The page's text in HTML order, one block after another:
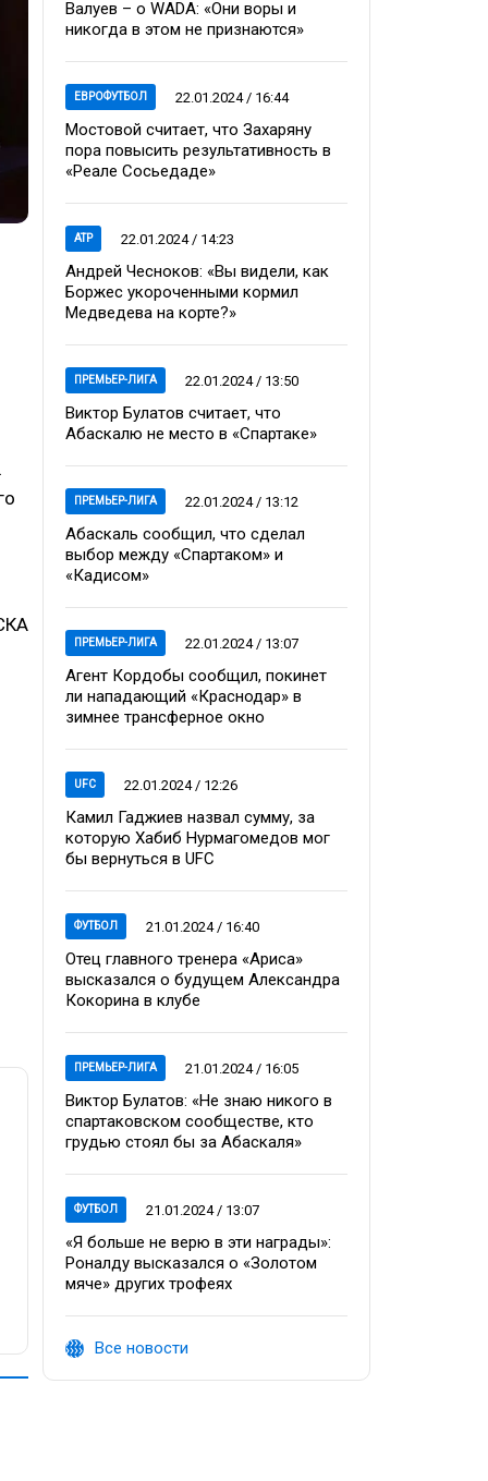
Валуев – о WADA: «Они воры и
никогда в этом не признаются»
ЕВРОФУТБОЛ 22.01.2024 / 16:44
Мостовой считает, что Захаряну
пора повысить результативность в
«Реале Сосьедаде»
ATP 22.01.2024 / 14:23
Андрей Чесноков: «Вы видели, как
Боржес укороченными кормил
Медведева на корте?»
ПРЕМЬЕР-ЛИГА 22.01.2024 / 13:50
Виктор Булатов считает, что
Абаскалю не место в «Спартаке»
ПРЕМЬЕР-ЛИГА 22.01.2024 / 13:12
Абаскаль сообщил, что сделал
выбор между «Спартаком» и
«Кадисом»
ПРЕМЬЕР-ЛИГА 22.01.2024 / 13:07
Агент Кордобы сообщил, покинет
ли нападающий «Краснодар» в
зимнее трансферное окно
UFC 22.01.2024 / 12:26
Камил Гаджиев назвал сумму, за
которую Хабиб Нурмагомедов мог
бы вернуться в UFC
ФУТБОЛ 21.01.2024 / 16:40
Отец главного тренера «Ариса»
высказался о будущем Александра
Кокорина в клубе
ПРЕМЬЕР-ЛИГА 21.01.2024 / 16:05
Виктор Булатов: «Не знаю никого в
спартаковском сообществе, кто
грудью стоял бы за Абаскаля»
ФУТБОЛ 21.01.2024 / 13:07
«Я больше не верю в эти награды»:
Роналду высказался о «Золотом
мяче» других трофеях
Все новости